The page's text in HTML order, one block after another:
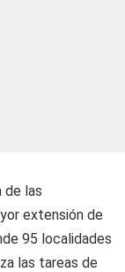
de las
extensión de
95 localidades
las tareas de